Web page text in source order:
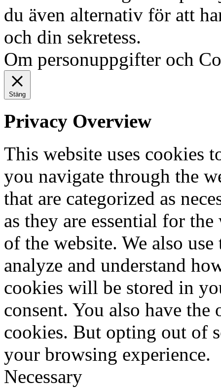
du även alternativ för att
och din sekretess.
Om personuppgifter och
Stäng
Privacy Overview
This website uses cookies
you navigate through the
that are categorized as
as they are essential for
of the website. We also
analyze and understand
cookies will be stored in
consent. You also have
cookies. But opting out of
your browsing experience.
Necessary